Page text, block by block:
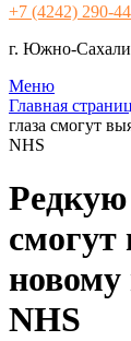
+7 (4242) 290-
г. Южно-
Меню
Главная
глаза смогут
NHS
смогут
новому
NHS